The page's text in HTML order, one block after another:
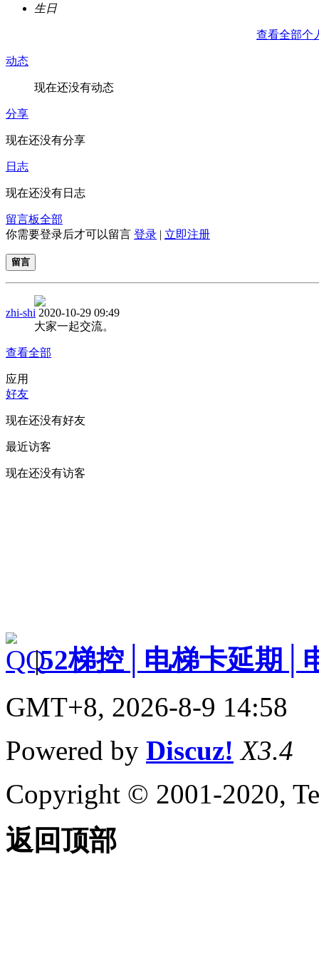
生日
查看全部个
动态
现在还没有动态
分享
现在还没有分享
日志
现在还没有日志
留言板全部
你需要登录后才可以留言 登录 | 立即注册
留言
zhi-shi 2020-10-29 09:49
大家一起交流。
查看全部
应用
好友
现在还没有好友
最近访客
现在还没有访客
|52梯控│电梯卡延期│
GMT+8, 2026-8-9 14:58
Powered by Discuz! X3.4
Copyright © 2001-2020,
返回顶部